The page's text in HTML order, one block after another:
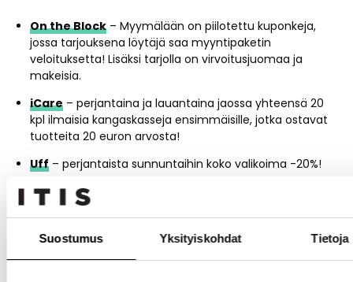
Suostumus Yksityiskohdat Tietoja
On the Block– Myymälään on piilotettu kuponkeja,
jossa tarjouksena löytäjä saa myyntipaketin
veloituksetta! Lisäksi tarjolla on virvoitusjuomaa ja
makeisia.
iCare– perjantaina ja lauantaina jaossa yhteensä 20
kpl ilmaisia kangaskasseja ensimmäisille, jotka ostavat
tuotteita 20 euron arvosta!
Uff– perjantaista sunnuntaihin koko valikoima -20%!
Tervetuloa tutustumaan myymälöihin!
Jaa tapahtuma sosiaalisessa mediassa